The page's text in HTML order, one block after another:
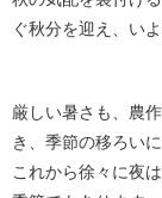
ぐ秋分を迎え、い
厳しい暑さも、農
き、季節の移ろい
これから徐々に夜